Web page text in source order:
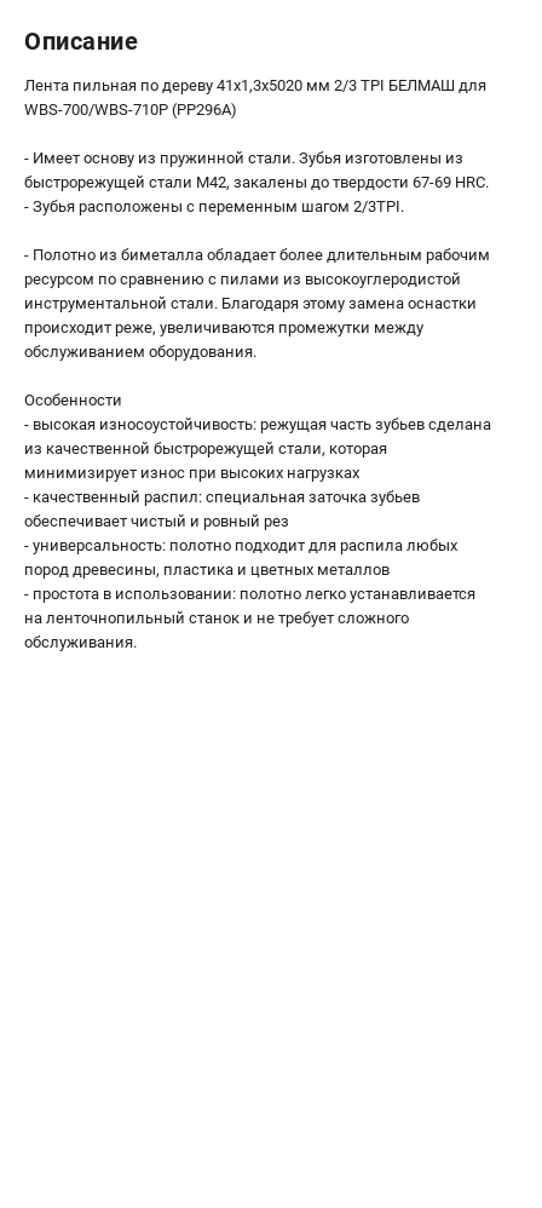
Шлифовальные станки
ДОПОЛНИТЕЛЬНОЕ ОБОРУДОВАНИЕ
Патроны и переходники
Подставки для станков
Прижимные устройства
Рольганги-роликовые опоры
Цанги и зажимы
Характеристики токарных станков
Токарные "ДОПЫ"
Все о влажности древесины
ТЕЛЕФОН (САНКТ-ПЕТЕРБУРГ)
+7 (812) 317-66-20
Информация размещённая на сайте не является публичной
Описание
Лента пильная по дереву 41х1,3х5020 мм 2/3 TPI БЕЛМАШ для
WBS-700/WBS-710P (PP296A)
- Имеет основу из пружинной стали. Зубья изготовлены из
быстрорежущей стали М42, закалены до твердости 67-69 HRC.
- Зубья расположены с переменным шагом 2/3TPI.
- Полотно из биметалла обладает более длительным рабочим
ресурсом по сравнению с пилами из высокоуглеродистой
инструментальной стали. Благодаря этому замена оснастки
происходит реже, увеличиваются промежутки между
обслуживанием оборудования.
Особенности
- высокая износоустойчивость: режущая часть зубьев сделана
из качественной быстрорежущей стали, которая
минимизирует износ при высоких нагрузках
- качественный распил: специальная заточка зубьев
обеспечивает чистый и ровный рез
- универсальность: полотно подходит для распила любых
пород древесины, пластика и цветных металлов
- простота в использовании: полотно легко устанавливается
на ленточнопильный станок и не требует сложного
обслуживания.